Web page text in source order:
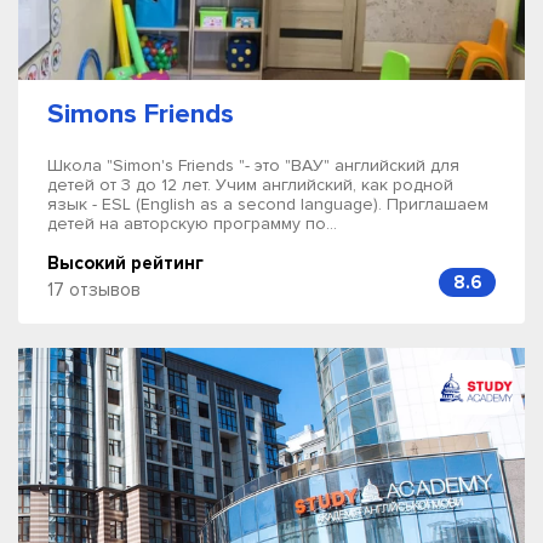
Simons Friends
Школа "Simon's Friends "- это "ВАУ" английский для
детей от 3 до 12 лет. Учим английский, как родной
язык - ESL (English as a second language). Приглашаем
детей на авторскую программу по...
Высокий рейтинг
17 отзывов
8.6